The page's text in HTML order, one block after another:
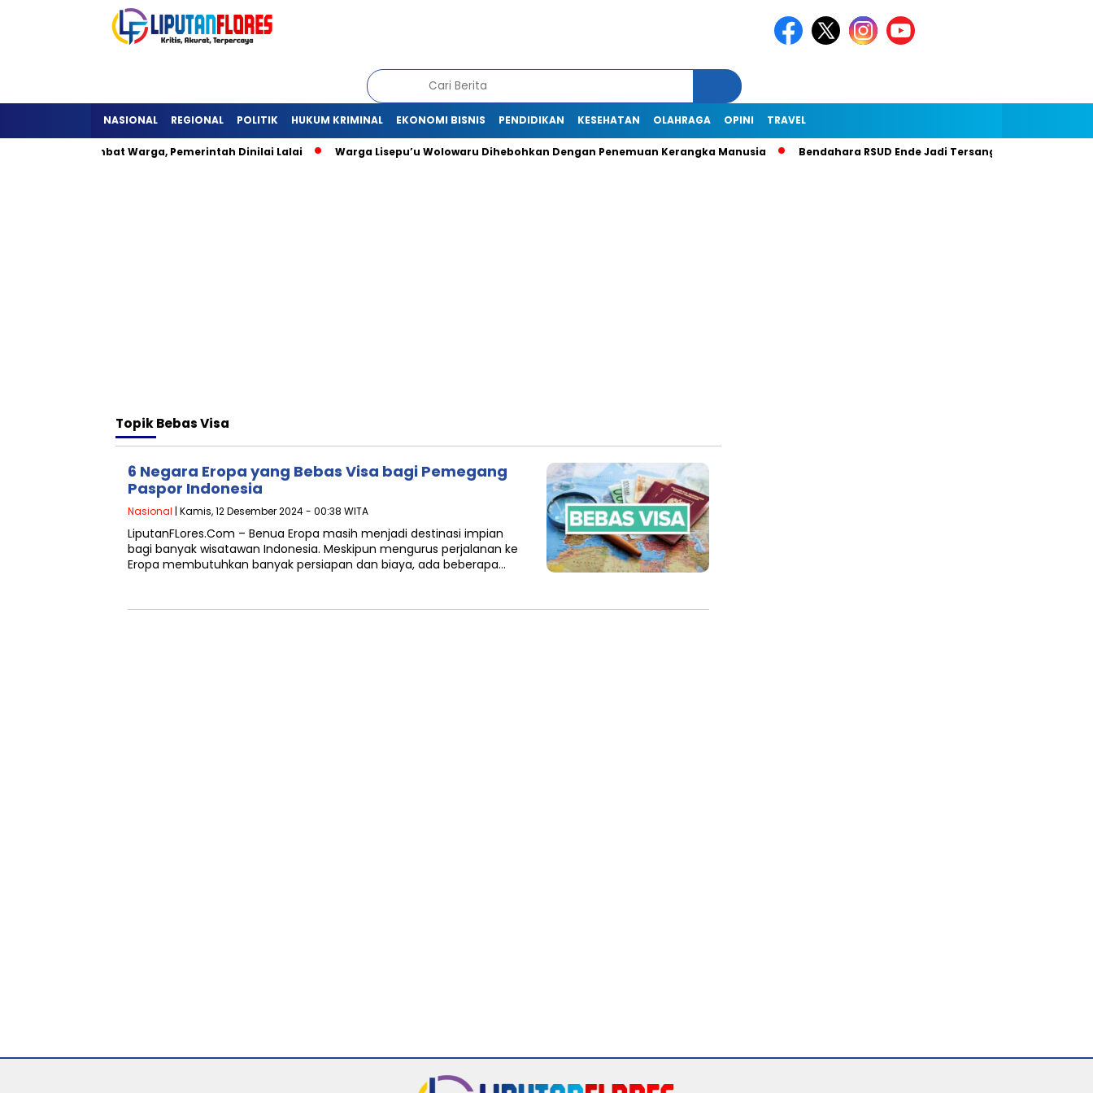
NASIONAL REGIONAL POLITIK HUKUM KRIMINAL EKONOMI BISNIS PENDIDIKAN KESEHATAN OLAHRAGA OPINI TRAVEL
Detukeli Hambat Warga, Pemerintah Dinilai Lalai Warga Lisepu’u Wolowaru Dihebohkan Dengan Penemuan Kerangka Manusia Bendahara RSUD Ende Jadi Tersangka Dugaan
TopikBebas Visa
6 Negara Eropa yang Bebas Visa bagi Pemegang
Paspor Indonesia
Nasional | Kamis, 12 Desember 2024 - 00:38 WITA
LiputanFLores.Com – Benua Eropa masih menjadi destinasi impian
bagi banyak wisatawan Indonesia. Meskipun mengurus perjalanan ke
Eropa membutuhkan banyak persiapan dan biaya, ada beberapa…